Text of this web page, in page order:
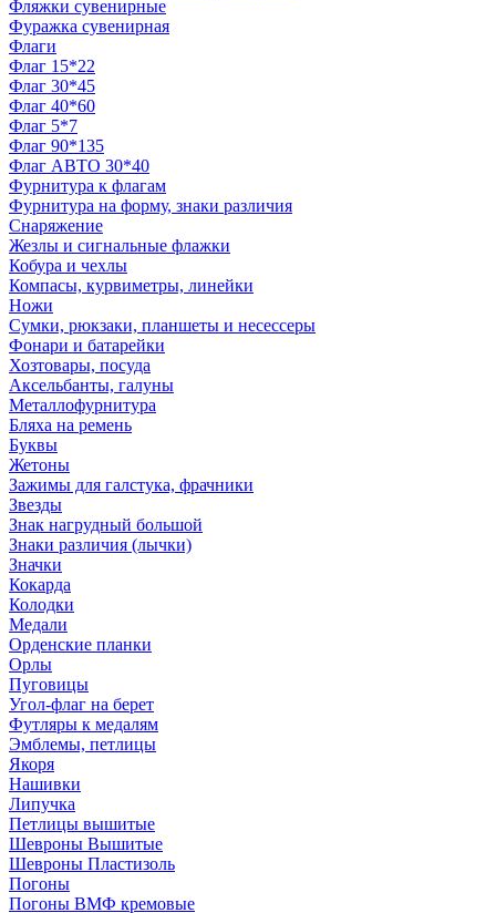
Фляжки сувенирные
Фуражка сувенирная
Флаги
Флаг 15*22
Флаг 30*45
Флаг 40*60
Флаг 5*7
Флаг 90*135
Флаг АВТО 30*40
Фурнитура к флагам
Фурнитура на форму, знаки различия
Снаряжение
Жезлы и сигнальные флажки
Кобура и чехлы
Компасы, курвиметры, линейки
Ножи
Сумки, рюкзаки, планшеты и несессеры
Фонари и батарейки
Хозтовары, посуда
Аксельбанты, галуны
Металлофурнитура
Бляха на ремень
Буквы
Жетоны
Зажимы для галстука, фрачники
Звезды
Знак нагрудный большой
Знаки различия (лычки)
Значки
Кокарда
Колодки
Медали
Орденские планки
Орлы
Пуговицы
Угол-флаг на берет
Футляры к медалям
Эмблемы, петлицы
Якоря
Нашивки
Липучка
Петлицы вышитые
Шевроны Вышитые
Шевроны Пластизоль
Погоны
Погоны ВМФ кремовые